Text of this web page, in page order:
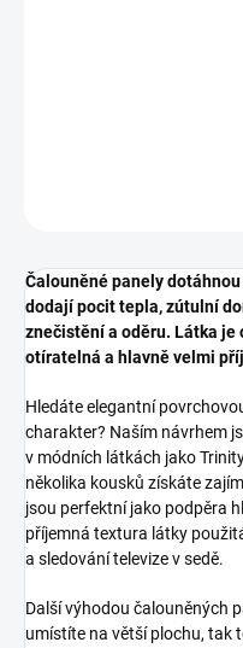
Čalouněné panely
dodají pocit tepla, zútulní
znečistění a oděru. Látka je
otíratelná a hlavně velmi
Hledáte elegantní
charakter? Naším návrhem
v módních látkách jako
několika kousků získáte
jsou perfektní jako podpěra
příjemná textura látky
a sledování televize v sedě.
Další výhodou čalouněných
umístíte na větší plochu, tak